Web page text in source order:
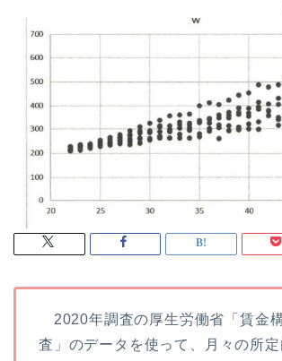
2020年調査の厚生労働省「賃金
査」のデータを使って、月々の所